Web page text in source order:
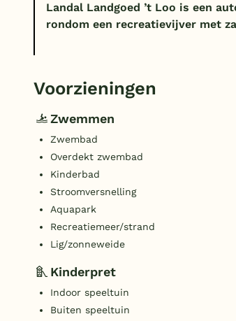
Landal Landgoed ’t Loo is een
rondom een recreatievijver met
Voorzieningen
Zwemmen
Zwembad
Overdekt zwembad
Kinderbad
Stroomversnelling
Aquapark
Recreatiemeer/strand
Lig/zonneweide
Kinderpret
Indoor speeltuin
Buiten speeltuin